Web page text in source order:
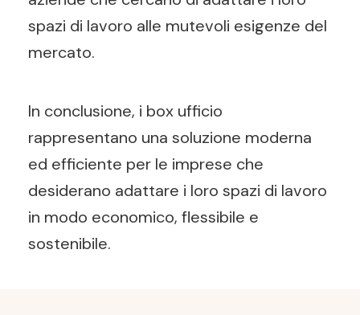
spazi di lavoro alle mutevoli esigenze del
mercato.
In conclusione, i box ufficio
rappresentano una soluzione moderna
ed efficiente per le imprese che
desiderano adattare i loro spazi di lavoro
in modo economico, flessibile e
sostenibile.